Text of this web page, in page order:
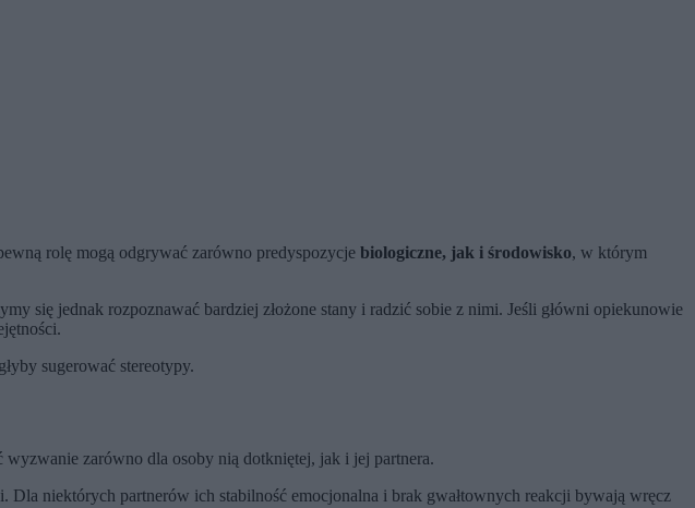
rolę mogą odgrywać zarówno predyspozycje biologiczne, jak i środowisko, w którym
się jednak rozpoznawać bardziej złożone stany i radzić sobie z nimi. Jeśli główni opiekunowie
sugerować stereotypy.
wyzwanie zarówno dla osoby nią dotkniętej, jak i jej partnera.
niektórych partnerów ich stabilność emocjonalna i brak gwałtownych reakcji bywają wręcz